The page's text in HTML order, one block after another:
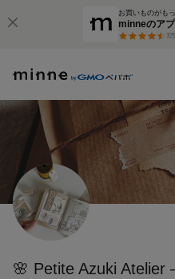
お買いものがも
minneのア
3
🌸 Petite Azuki Atelier